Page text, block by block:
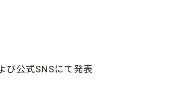
び公式SNSにて発表